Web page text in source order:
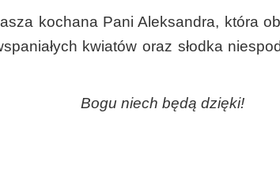
kochana Pani Aleksandra, która
kwiatów oraz słodka
Bogu niech będą dzięki!